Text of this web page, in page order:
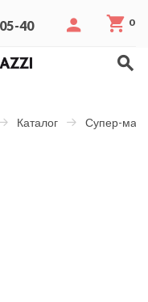
40 0
Каталог Супер-